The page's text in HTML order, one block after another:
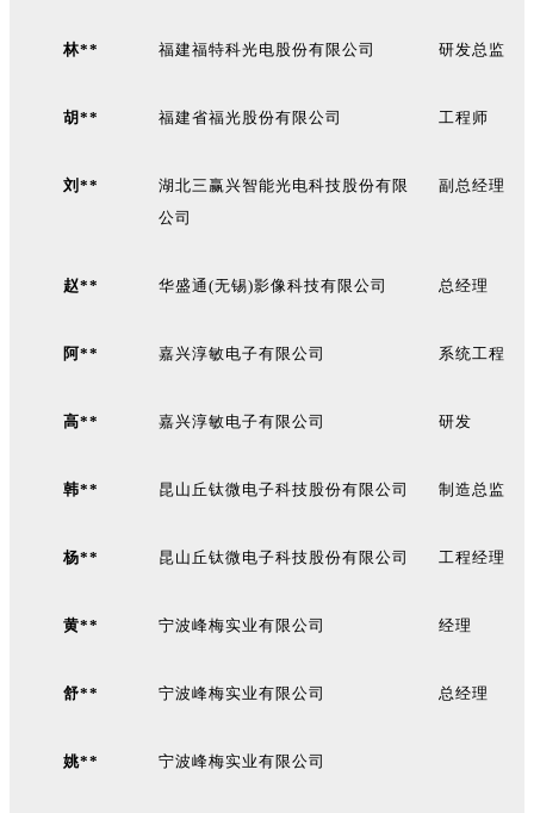
林** 福建福特科光电股份有限公司 研发总监
胡** 福建省福光股份有限公司 工程师
刘**
湖北三赢兴智能光电科技股份有限
公司
副总经理
赵** 华盛通(无锡)影像科技有限公司 总经理
阿** 嘉兴淳敏电子有限公司 系统工程
高** 嘉兴淳敏电子有限公司 研发
韩** 昆山丘钛微电子科技股份有限公司 制造总监
杨** 昆山丘钛微电子科技股份有限公司 工程经理
黄** 宁波峰梅实业有限公司 经理
舒** 宁波峰梅实业有限公司 总经理
姚** 宁波峰梅实业有限公司